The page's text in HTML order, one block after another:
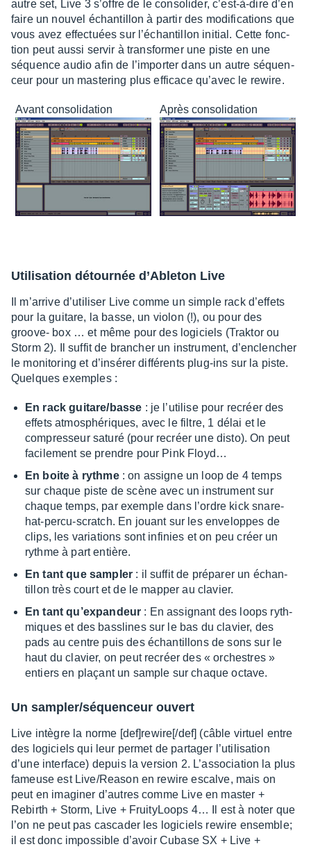
autre set, Live 3 s’offre de le conso­li­der, c’est-à-dire d’en
faire un nouvel échan­tillon à partir des modi­fi­ca­tions que
vous avez effec­tuées sur l’échan­tillon initial. Cette fonc­
tion peut aussi servir à trans­for­mer une piste en une
séquence audio afin de l’im­por­ter dans un autre séquen­
ceur pour un maste­ring plus effi­cace qu’avec le rewire.
Avant conso­li­da­tion Après conso­li­da­tion
Utili­sa­tion détour­née d’Able­ton Live
Il m’ar­rive d’uti­li­ser Live comme un simple rack d’ef­fets
pour la guitare, la basse, un violon (!), ou pour des
groove- box … et même pour des logi­ciels (Trak­tor ou
Storm 2). Il suffit de bran­cher un instru­ment, d’en­clen­cher
le moni­to­ring et d’in­sé­rer diffé­rents plug-ins sur la piste.
Quelques exemples :
En rack guitare/basse : je l’uti­lise pour recréer des
effets atmo­sphé­riques, avec le filtre, 1 délai et le
compres­seur saturé (pour recréer une disto). On peut
faci­le­ment se prendre pour Pink Floyd…
En boite à rythme: on assigne un loop de 4 temps
sur chaque piste de scène avec un instru­ment sur
chaque temps, par exemple dans l’ordre kick snare-
hat-percu-scratch. En jouant sur les enve­loppes de
clips, les varia­tions sont infi­nies et on peu créer un
rythme à part entière.
En tant que sampler : il suffit de prépa­rer un échan­
tillon très court et de le mapper au clavier.
En tant qu’ex­pan­deur : En assi­gnant des loops ryth­
miques et des bass­lines sur le bas du clavier, des
pads au centre puis des échan­tillons de sons sur le
haut du clavier, on peut recréer des « orchestres »
entiers en plaçant un sample sur chaque octave.
Un sampler/séquen­ceur ouvert
Live intègre la norme [def]rewire[/def] (câble virtuel entre
des logi­ciels qui leur permet de parta­ger l’uti­li­sa­tion
d’une inter­face) depuis la version 2. L’as­so­cia­tion la plus
fameuse est Live/Reason en rewire escalve, mais on
peut en imagi­ner d’autres comme Live en master +
Rebirth + Storm, Live + Frui­ty­Loops 4… Il est à noter que
l’on ne peut pas casca­der les logi­ciels rewire ensemble;
il est donc impos­sible d’avoir Cubase SX + Live +